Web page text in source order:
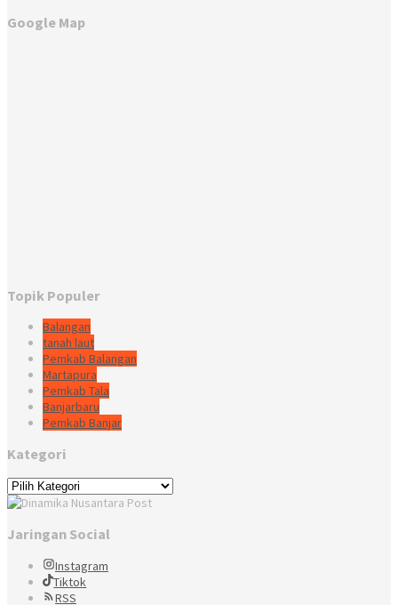
Google Map
Topik Populer
Balangan
tanah laut
Pemkab Balangan
Martapura
Pemkab Tala
Banjarbaru
Pemkab Banjar
Kategori
Kategori
Jaringan Social
Instagram
Tiktok
RSS